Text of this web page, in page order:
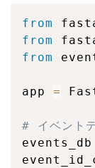
from
from
from
app =
# イベント
events_db